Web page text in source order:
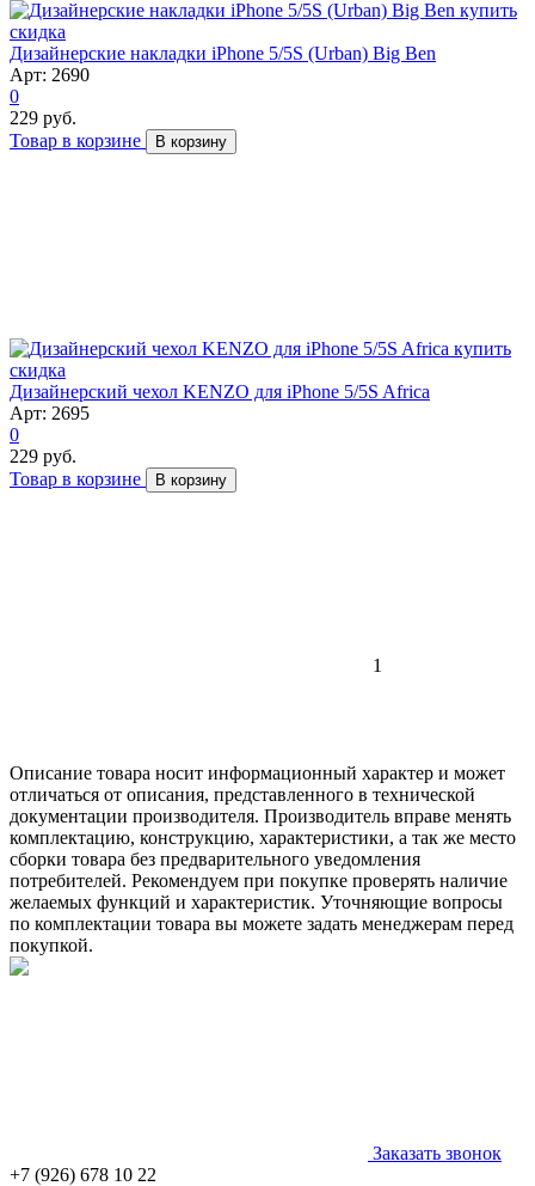
скидка
Дизайнерские накладки iPhone 5/5S (Urban) Big Ben
Арт: 2690
0
229 руб.
Товар в корзине
В корзину
скидка
Дизайнерский чехол KENZO для iPhone 5/5S Africa
Арт: 2695
0
229 руб.
Товар в корзине
В корзину
1
Описание товара носит информационный характер и может
отличаться от описания, представленного в технической
документации производителя. Производитель вправе менять
комплектацию, конструкцию, характеристики, а так же место
сборки товара без предварительного уведомления
потребителей. Рекомендуем при покупке проверять наличие
желаемых функций и характеристик. Уточняющие вопросы
по комплектации товара вы можете задать менеджерам перед
покупкой.
Заказать звонок
+7 (926) 678 10 22